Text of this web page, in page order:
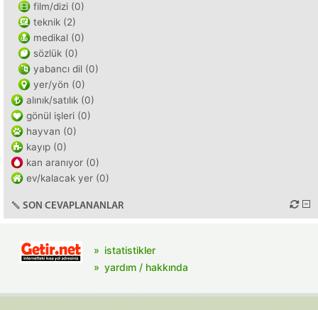
film/dizi (0)
teknik (2)
medikal (0)
sözlük (0)
yabancı dil (0)
yer/yön (0)
alınık/satılık (0)
gönül işleri (0)
hayvan (0)
kayıp (0)
kan aranıyor (0)
ev/kalacak yer (0)
SON CEVAPLANANLAR
istatistikler
yardım / hakkında